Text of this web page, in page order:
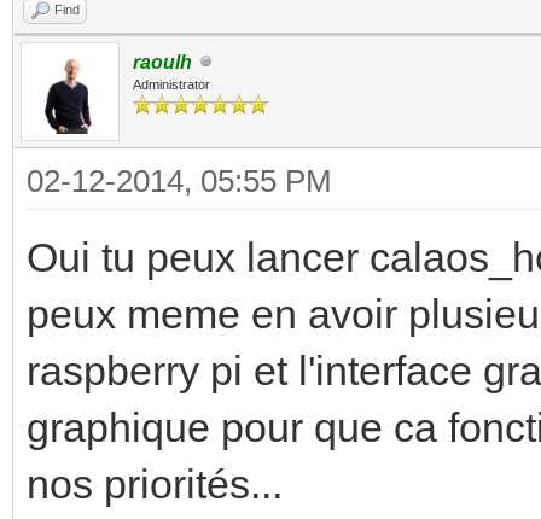
Find
raoulh
Administrator
02-12-2014, 05:55 PM
Oui tu peux lancer
peux meme en avoir
raspberry pi et l'interface
graphique pour que ca
nos priorités...